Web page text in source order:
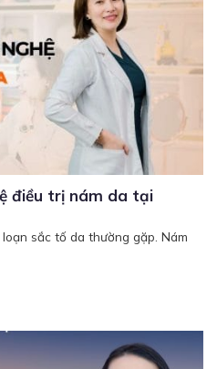
điều trị nám da tại
sắc tố da thường gặp. Nám